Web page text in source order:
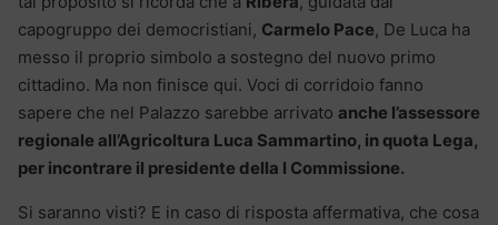
capogruppo dei democristiani, Carmelo Pace, De Luca ha
messo il proprio simbolo a sostegno del nuovo primo
cittadino. Ma non finisce qui. Voci di corridoio fanno
sapere che nel Palazzo sarebbe arrivato anche l’assessore
regionale all’Agricoltura Luca Sammartino, in quota Lega,
per incontrare il presidente della I Commissione.
Si saranno visti? E in caso di risposta affermativa, che cosa